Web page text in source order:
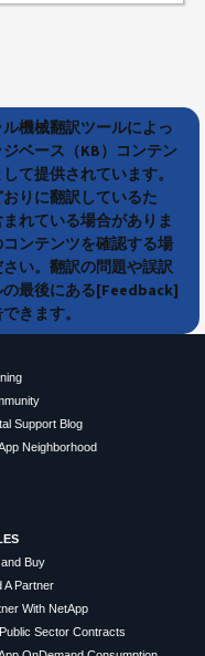
機械翻訳ツールによっ
ベース（KB）コンテン
て提供されています。
りに翻訳しているた
れている場合がありま
ンテンツを確認する場
い。翻訳の問題や誤訳
最後にある[Feedback]
きます。
Support Blog
Neighborhood
Buy
A Partner
With NetApp
Sector Contracts